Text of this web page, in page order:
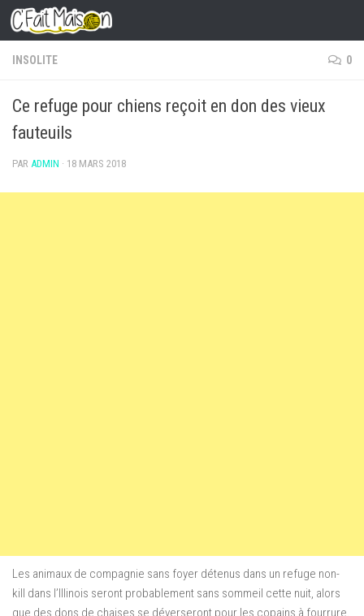
Skip to content
INSOLITE 0
Ce refuge pour chiens reçoit en don des vieux
fauteuils
PAR ADMIN · 18 MARS 2018
Les animaux de compagnie sans foyer détenus dans un refuge non-
kill dans l’Illinois seront probablement sans sommeil cette nuit, alors
que des dons de chaises se déverseront pour les copains à fourrure.